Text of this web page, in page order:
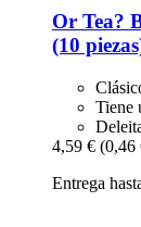
Or Tea?
(10
Tiene
4,59 € (0,46
Entrega